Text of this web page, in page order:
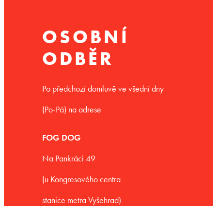
OSOBNÍ
ODBĚR
Po předchozí domluvě ve všední dny
(Po-Pá) na adrese
FOG DOG
Na Pankráci 49
(u Kongresového centra
stanice metra Vyšehrad)